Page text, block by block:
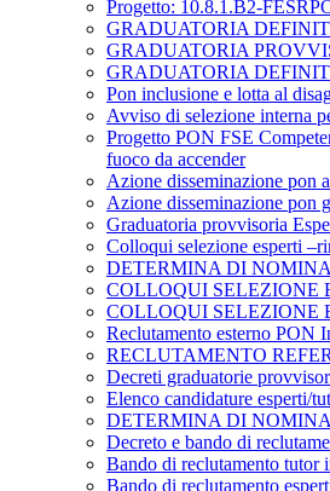
Progetto: 10.8.1.B2-
GRADUATORIA
GRADUATORIA
GRADUATORIA
Pon inclusione e lotta al
Avviso di selezione interna
Progetto PON FSE
fuoco da accender
Azione disseminazione pon
Azione disseminazione pon
Graduatoria provvisoria
Colloqui selezione esperti
DETERMINA DI NOMINA
COLLOQUI SELEZIONE
COLLOQUI SELEZIONE
Reclutamento esterno PON
RECLUTAMENTO
Decreti graduatorie
Elenco candidature esperti/
DETERMINA DI
Decreto e bando di
Bando di reclutamento tutor
Bando di reclutamento